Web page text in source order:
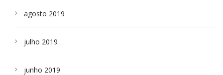
agosto 2019
julho 2019
junho 2019